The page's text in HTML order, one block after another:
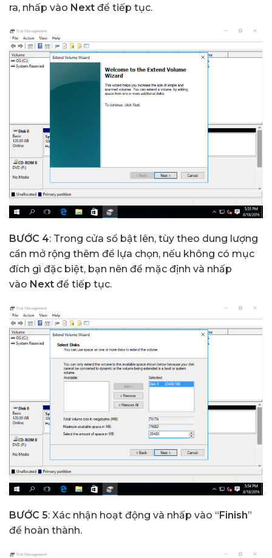
ra, nhấp vào Next để tiếp tục.
BƯỚC 4: Trong cửa sổ bật lên, tùy theo dung lượng
cần mở rộng thêm để lựa chọn, nếu không có mục
đích gì đặc biệt, bạn nên để mặc định và nhấp
vào Next để tiếp tục.
BƯỚC 5: Xác nhận hoạt động và nhấp vào “ Finish”
để hoàn thành.